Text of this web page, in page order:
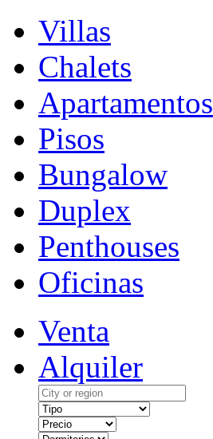
Villas
Chalets
Apartamentos
Pisos
Bungalow
Duplex
Penthouses
Oficinas
Venta
Alquiler